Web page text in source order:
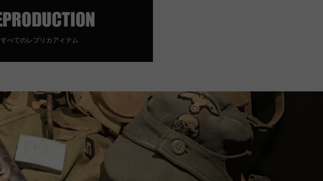
すべてのレプリカアイテム